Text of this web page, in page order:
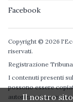
Facebook
Copyright © 2026
riservati.
Registrazione
I contenuti presenti
possono essere
autorizzazione
Il nostro